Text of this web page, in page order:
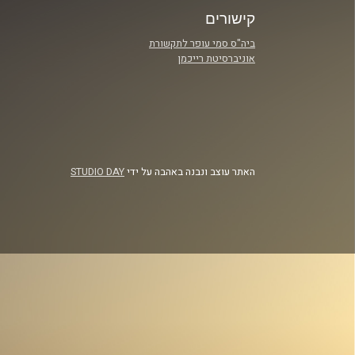
קישורים
ביה"ס סמי עופר לתקשורת
אוניברסיטת רייכמן
האתר עוצב ונבנה באהבה על ידיSTUDIO DAY